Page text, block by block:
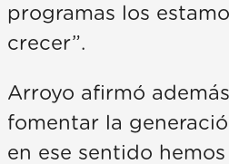
programas los
crecer”.
Arroyo afirmó
fomentar la
en ese sentido